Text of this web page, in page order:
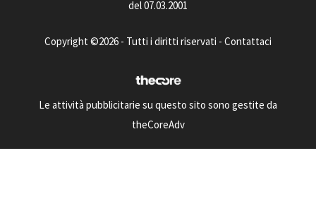
del 07.03.2001
Copyright ©2026 - Tutti i diritti riservati - Contattaci
Le attività pubblicitarie su questo sito sono gestite da
theCoreAdv